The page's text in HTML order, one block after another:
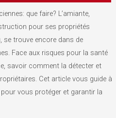
que faire? L’amiante,
pour ses propriétés
se trouve encore dans de
Face aux risques pour la santé
savoir comment la détecter et
Cet article vous guide à
vous protéger et garantir la